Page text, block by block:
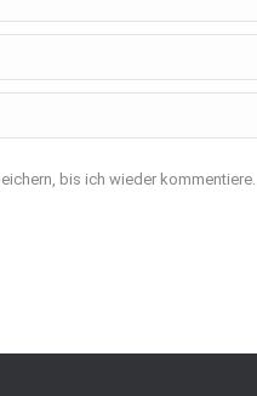
bis ich wieder kommentiere.